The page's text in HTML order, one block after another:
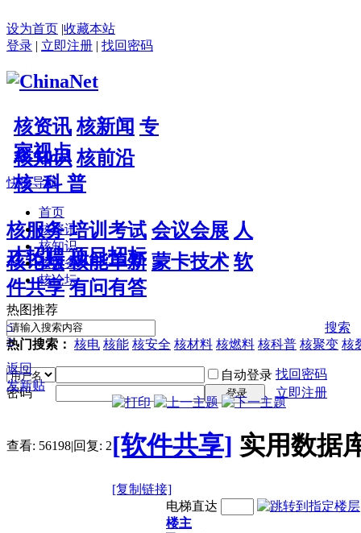
设为首页 |收藏本站
登录 | 立即注册 | 找回密码
核资讯 核新闻 专
家视点
核知识 核前沿
核 科 普
核服务 培训考试 会议会展 人
才招聘 项目招标
核论坛 核能革新 蒙卡技术 软
件共享 有问有答
搜索
热门搜索： 核电 核能 核安全 核材料 核燃料 核科普 核聚变 核
自动登录 找回密码
密码
登录 立即注册
快捷导航
首页
核资讯
核知识
核服务
核论坛
热图推荐
<
>
返回
发新贴
查看: 56198|回复: 2[软件共享] 实用数据
[复制链接]
电梯直达
楼主